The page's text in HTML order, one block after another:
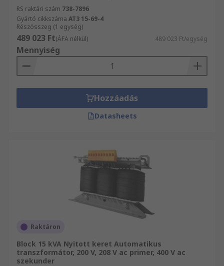
RS raktári szám 738-7896
Gyártó cikkszáma AT3 15-69-4
Részösszeg (1 egység)
489 023 Ft(ÁFA nélkül) 489 023 Ft/egység
Mennyiség
Hozzáadás
Datasheets
Raktáron
Block 15 kVA Nyitott keret Automatikus
transzformátor, 200 V, 208 V ac primer, 400 V ac
szekunder